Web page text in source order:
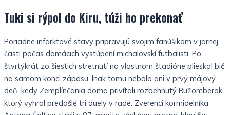
Tuki si rýpol do Kiru, túži ho prekonať
Poriadne infarktové stavy pripravujú svojim fanúšikom v jarnej
časti počas domácich vystúpení michalovskí futbalisti. Po
štvrtýkrát zo šiestich stretnutí na vlastnom štadióne plieskal bič
na samom konci zápasu. Inak tomu nebolo ani v prvý májový
deň, kedy Zemplínčania doma privítali rozbehnutý Ružomberok,
ktorý vyhral predošlé tri duely v rade. Zverenci kormidelníka